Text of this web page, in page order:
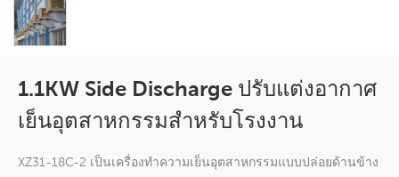
1.1KW Side Discharge ปรับแต่งอากาศ
เย็นอุตสาหกรรมสำหรับโรงงาน
XZ31-18C-2 เป็นเครื่องทำความเย็นอุตสาหกรรมแบบปล่อยด้านข้าง